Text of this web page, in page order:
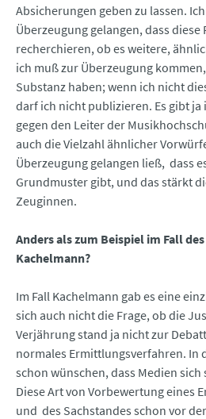
Absicherungen geben zu lassen.
Überzeugung gelangen, dass diese
recherchieren, ob es weitere,
ich muß zur Überzeugung
Substanz haben; wenn ich nicht
darf ich nicht publizieren. Es gibt
gegen den Leiter der
auch die Vielzahl ähnlicher
Überzeugung gelangen ließ, dass
Grundmuster gibt, und das stärkt
Zeuginnen.
Anders als zum Beispiel im Fall
Kachelmann?
Im Fall Kachelmann gab es eine
sich auch nicht die Frage, ob die
Verjährung stand ja nicht zur
normales Ermittlungsverfahren. In
schon wünschen, dass Medien
Diese Art von Vorbewertung eines
und des Sachstandes schon vor